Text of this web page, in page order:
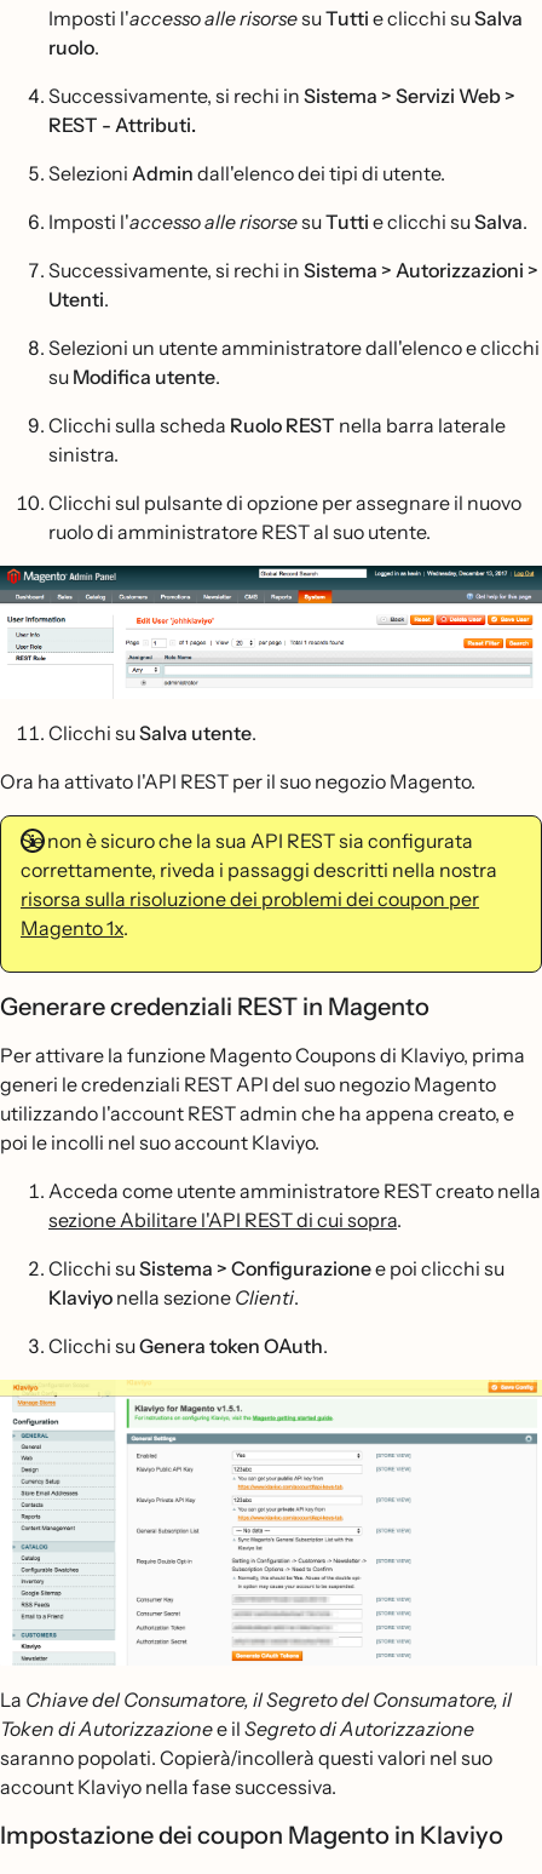
Imposti l'accesso alle risorsesuTutti e clicchi suSalva
ruolo.
Successivamente, si rechi in Sistema > Servizi Web >
REST - Attributi.
Selezioni Admin dall'elenco dei tipi di utente.
Imposti l'accesso alle risorsesuTutti e clicchi suSalva.
Successivamente, si rechi in Sistema > Autorizzazioni >
Utenti.
Selezioni un utente amministratore dall'elenco e clicchi
su Modifica utente.
Clicchi sulla scheda Ruolo REST nella barra laterale
sinistra.
Clicchi sul pulsante di opzione per assegnare il nuovo
ruolo di amministratore REST al suo utente.
Clicchi suSalva utente.
Ora ha attivato l'API REST per il suo negozio Magento.
Se non è sicuro che la sua API REST sia configurata
correttamente, riveda i passaggi descritti nella nostra
risorsa sulla risoluzione dei problemi dei coupon per
Magento 1x.
Generare credenziali REST in Magento
Per attivare la funzione Magento Coupons di Klaviyo, prima
generi le credenziali REST API del suo negozio Magento
utilizzando l'account REST admin che ha appena creato, e
poi le incolli nel suo account Klaviyo.
Acceda come utente amministratore REST creato nella
sezione Abilitare l'API REST di cui sopra.
Clicchi suSistema > Configurazionee poi clicchi su
Klaviyo nella sezione Clienti.
Clicchi suGenera token OAuth.
La Chiave del Consumatore, il Segreto del Consumatore, il
Token di Autorizzazionee il Segreto di Autorizzazione
saranno popolati. Copierà/incollerà questi valori nel suo
account Klaviyo nella fase successiva.
Impostazione dei coupon Magento in Klaviyo